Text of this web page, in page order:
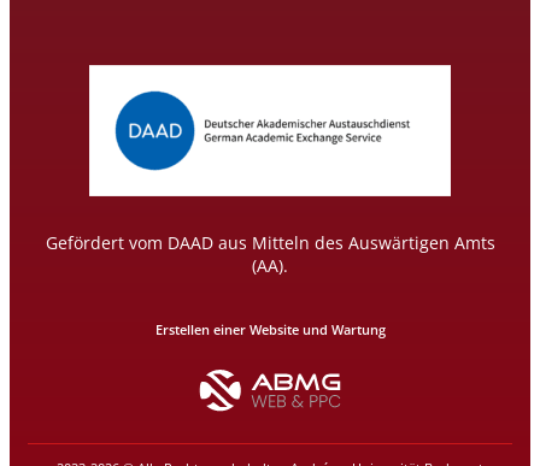
Gefördert vom DAAD aus Mitteln des Auswärtigen Amts
(AA).
Erstellen einer Website und Wartung